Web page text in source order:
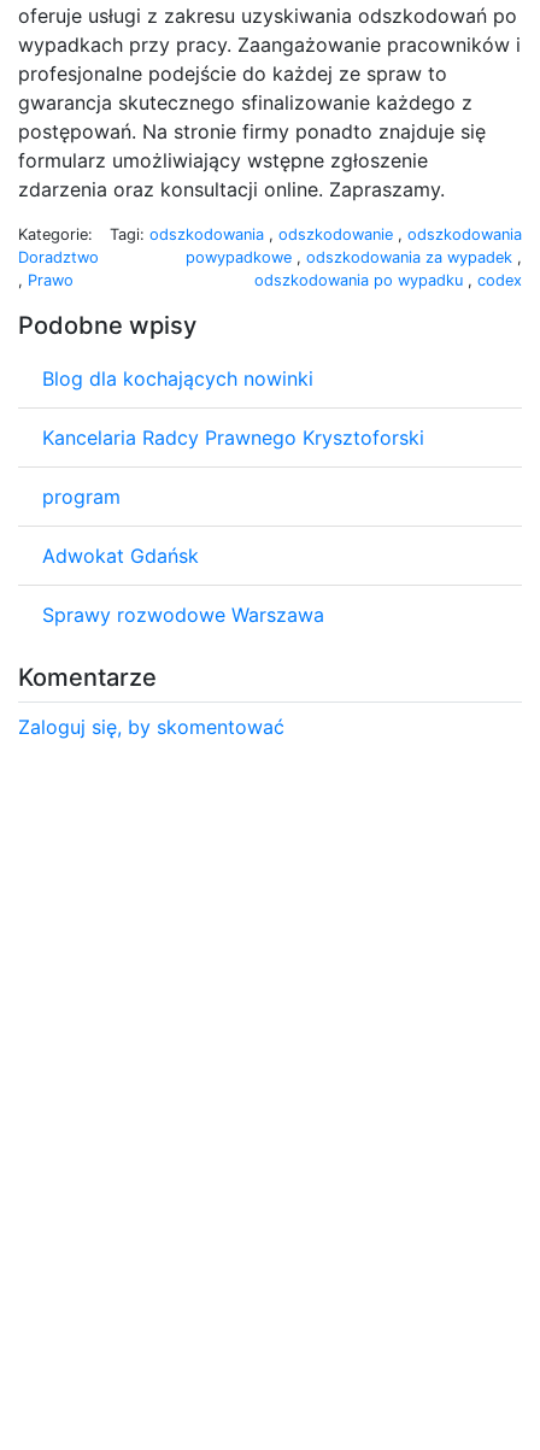
oferuje usługi z zakresu uzyskiwania odszkodowań po
wypadkach przy pracy. Zaangażowanie pracowników i
profesjonalne podejście do każdej ze spraw to
gwarancja skutecznego sfinalizowanie każdego z
postępowań. Na stronie firmy ponadto znajduje się
formularz umożliwiający wstępne zgłoszenie
zdarzenia oraz konsultacji online. Zapraszamy.
Kategorie:
Doradztwo
, Prawo
Tagi: odszkodowania , odszkodowanie , odszkodowania
powypadkowe , odszkodowania za wypadek ,
odszkodowania po wypadku , codex
Podobne wpisy
Blog dla kochających nowinki
Kancelaria Radcy Prawnego Krysztoforski
program
Adwokat Gdańsk
Sprawy rozwodowe Warszawa
Komentarze
Zaloguj się, by skomentować